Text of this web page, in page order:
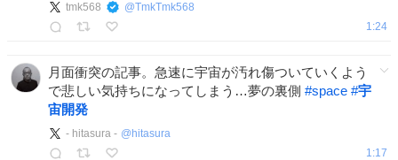
tmk568 @TmkTmk568
1:24
月面衝突の記事。急速に宇宙が汚れ傷ついていくよう
で悲しい気持ちになってしまう…夢の裏側 #space #宇
宙開発
- hitasura - @ hitasura
1:17